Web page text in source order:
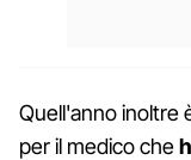
Quell'anno inoltre
per il medico che